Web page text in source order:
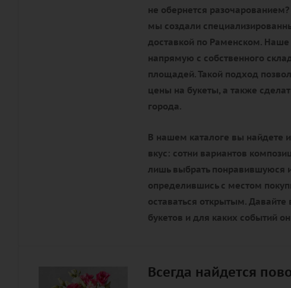
не обернется
мы создали
доставкой по Раменском.
напрямую с собственного
площадей. Такой подход
цены на букеты, а также
города.
В нашем каталоге вы найдете
вкус: сотни вариантов
лишь выбрать понравившуюся
определившись с местом
оставаться открытым.
букетов и для каких событий
Всегда найдется